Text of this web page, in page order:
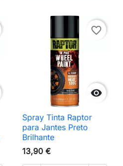

favorite_border
Spray Tinta Raptor
para Jantes Preto
Brilhante
13,90 €